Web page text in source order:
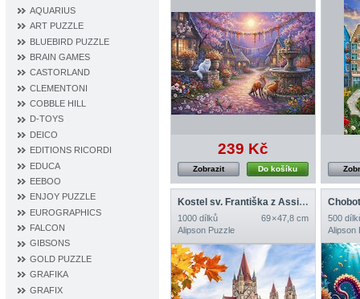
AQUARIUS
ART PUZZLE
BLUEBIRD PUZZLE
BRAIN GAMES
CASTORLAND
CLEMENTONI
COBBLE HILL
D‐TOYS
DEICO
EDITIONS RICORDI
EDUCA
EEBOO
ENJOY PUZZLE
EUROGRAPHICS
FALCON
GIBSONS
GOLD PUZZLE
GRAFIKA
GRAFIX
239 Kč
Do košíku
Zobrazit
Kostel sv. Františka z Assisi, Vídeň, Rakousko
1000 dílků
69 × 47,8 cm
Alipson Puzzle
500
Alipson